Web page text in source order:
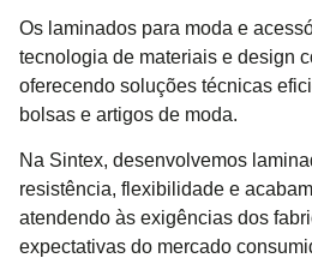
Os laminados para moda e
tecnologia de materiais e design
oferecendo soluções técnicas
bolsas e artigos de moda.
Na Sintex, desenvolvemos
resistência, flexibilidade e
atendendo às exigências dos
expectativas do mercado